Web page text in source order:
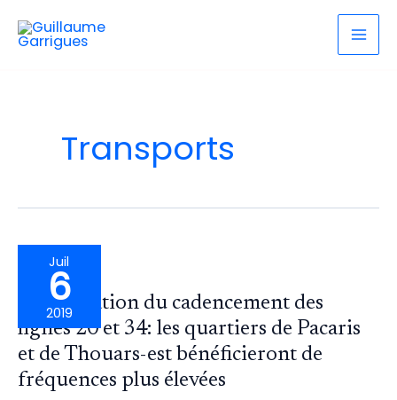
principal
Transports
Juil
6
2019
Amélioration du cadencement des
lignes 20 et 34: les quartiers de Pacaris
et de Thouars-est bénéficieront de
fréquences plus élevées